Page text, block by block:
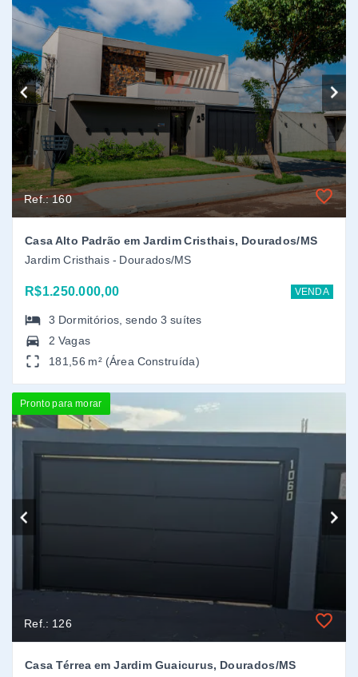
Casa Alto Padrão em Jardim Cristhais, Dourados/MS
Jardim Cristhais - Dourados/MS
R$1.250.000,00 VENDA
3 Dormitórios, sendo3 suítes
2 Vagas
181,56 m² (Área Construída)
Pronto para morar
Ref.: 126
Casa Térrea em Jardim Guaicurus, Dourados/MS
Jardim Guaicurus - Dourados/MS
Pronto para morar